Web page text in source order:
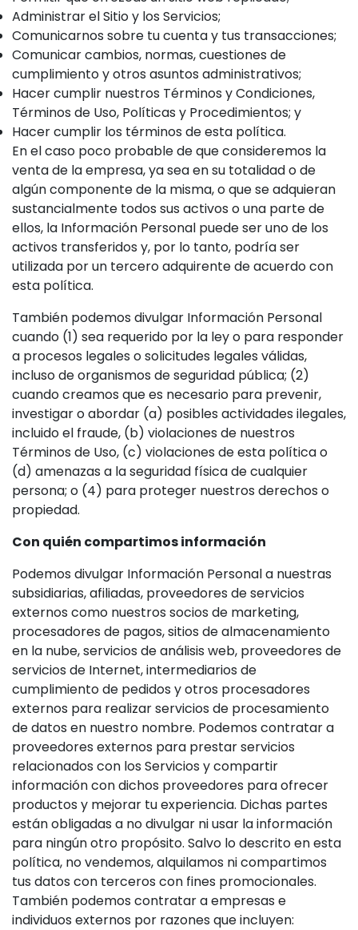
Administrar el Sitio y los Servicios;
Comunicarnos sobre tu cuenta y tus transacciones;
Comunicar cambios, normas, cuestiones de
cumplimiento y otros asuntos administrativos;
Hacer cumplir nuestros Términos y Condiciones,
Términos de Uso, Políticas y Procedimientos; y
Hacer cumplir los términos de esta política.
En el caso poco probable de que consideremos la
venta de la empresa, ya sea en su totalidad o de
algún componente de la misma, o que se adquieran
sustancialmente todos sus activos o una parte de
ellos, la Información Personal puede ser uno de los
activos transferidos y, por lo tanto, podría ser
utilizada por un tercero adquirente de acuerdo con
esta política.
También podemos divulgar Información Personal
cuando (1) sea requerido por la ley o para responder
a procesos legales o solicitudes legales válidas,
incluso de organismos de seguridad pública; (2)
cuando creamos que es necesario para prevenir,
investigar o abordar (a) posibles actividades ilegales,
incluido el fraude, (b) violaciones de nuestros
Términos de Uso, (c) violaciones de esta política o
(d) amenazas a la seguridad física de cualquier
persona; o (4) para proteger nuestros derechos o
propiedad.
Con quién compartimos información
Podemos divulgar Información Personal a nuestras
subsidiarias, afiliadas, proveedores de servicios
externos como nuestros socios de marketing,
procesadores de pagos, sitios de almacenamiento
en la nube, servicios de análisis web, proveedores de
servicios de Internet, intermediarios de
cumplimiento de pedidos y otros procesadores
externos para realizar servicios de procesamiento
de datos en nuestro nombre. Podemos contratar a
proveedores externos para prestar servicios
relacionados con los Servicios y compartir
información con dichos proveedores para ofrecer
productos y mejorar tu experiencia. Dichas partes
están obligadas a no divulgar ni usar la información
para ningún otro propósito. Salvo lo descrito en esta
política, no vendemos, alquilamos ni compartimos
tus datos con terceros con fines promocionales.
También podemos contratar a empresas e
individuos externos por razones que incluyen: